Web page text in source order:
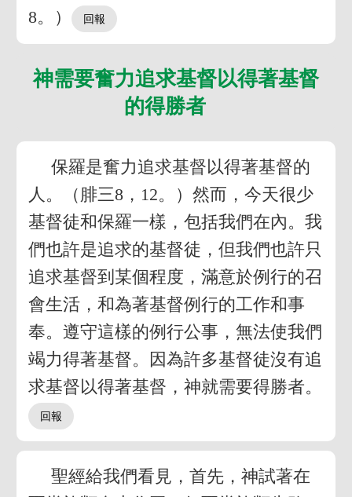
8。）
神需要奮力追求基督以得著基督
的得勝者
保羅是奮力追求基督以得著基督的
人。（腓三8，12。）然而，今天很少
基督徒和保羅一樣，包括我們在內。我
們也許是追求的基督徒，但我們也許只
追求基督到某個程度，滿意於例行的召
會生活，和為著基督例行的工作和事
奉。遵守這樣的例行公事，無法使我們
竭力得著基督。因為許多基督徒沒有追
求基督以得著基督，神就需要得勝者。
聖經給我們看見，首先，神試著在